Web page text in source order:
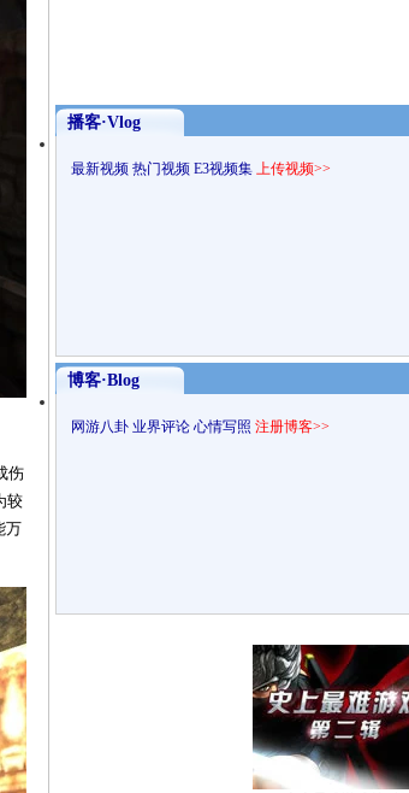
伤
较
万
播客·Vlog
最新视频 热门视频 E3视频集 上传视频>>
博客·Blog
网游八卦 业界评论 心情写照 注册博客>>